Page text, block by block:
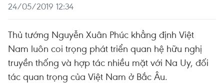
24/05/2019 12:34
Thủ tướng Nguyễn Xuân Phúc khẳng định Việt
Nam luôn coi trọng phát triển quan hệ hữu nghị
truyền thống và hợp tác nhiều mặt với Na Uy, đối
tác quan trọng của Việt Nam ở Bắc Âu.